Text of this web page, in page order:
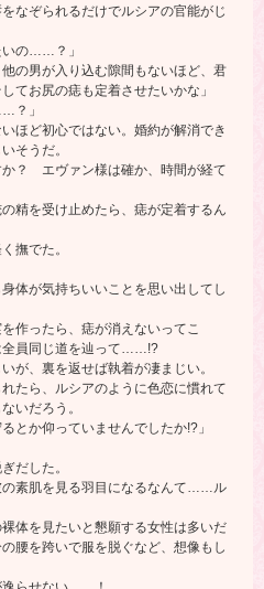
なぞられるだけでルシアの官能がじ
いの……？」
の男が入り込む隙間もないほど、君
てお尻の痣も定着させたいかな」
？」
ほど初心ではない。婚約が解消でき
そうだ。
か？ エヴァン様は確か、時間が経て
精を受け止めたら、痣が定着するん
撫でた。
体が気持ちいいことを思い出してし
ったら、痣が消えないってこ
員同じ道を辿って……!?
が、裏を返せば執着が凄まじい。
たら、ルシアのように色恋に慣れて
いだろう。
とか仰っていませんでしたか!?」
だした。
素肌を見る羽目になるなんて……ル
体を見たいと懇願する女性は多いだ
腰を跨いで服を脱ぐなど、想像もし